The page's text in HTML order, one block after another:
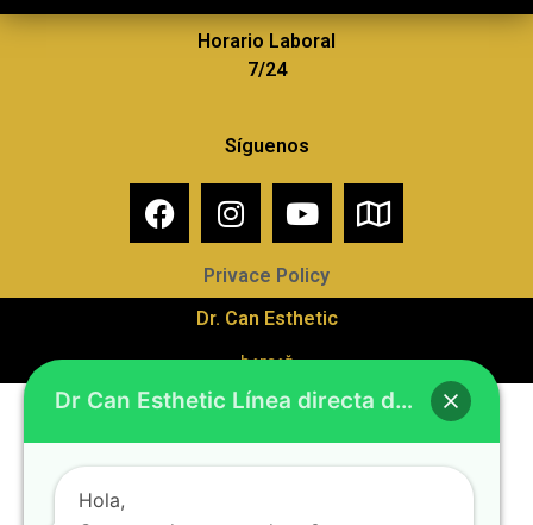
Horario Laboral
7/24
Síguenos
Privace Policy
Dr. Can Esthetic
barçağ
Dr Can Esthetic Línea directa de Whatsapp
Hola,